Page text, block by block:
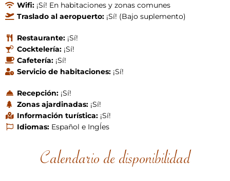
Wifi:¡Sí! En habitaciones y zonas comunes
Traslado al aeropuerto:¡Sí! (Bajo suplemento)
Restaurante:¡Sí!
Cocktelería:¡Sí!
Cafetería:¡Sí!
Servicio de habitaciones:¡Sí!
Recepción:¡Sí!
Zonas ajardinadas:¡Sí!
Información turística:¡Sí!
Idiomas:Español e Ingĺes
Calendario de disponibilidad